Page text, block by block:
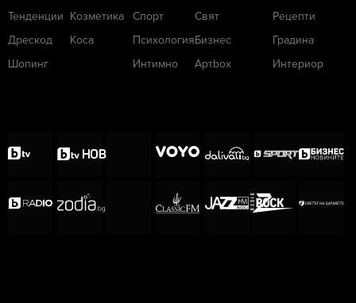
Тенденции
Дрескод
Шопинг
Козметика
Коса
Спорт
Психология
Интимно
Свят
Бизнес
Артbox
Рецепти
Градина
Интериор